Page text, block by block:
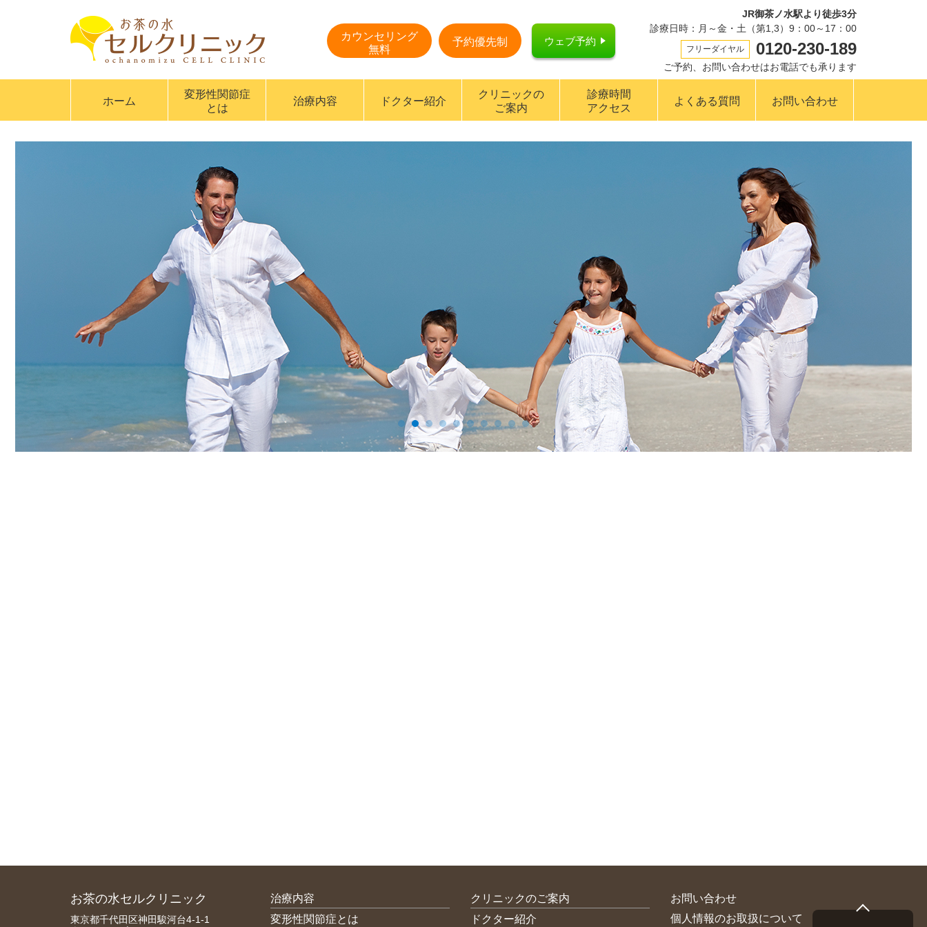
カウンセリング
無料
予約優先制 ウェブ予約
JR御茶ノ水駅より徒歩3分
診療日時：月～金・土（第1,3）9：00～17：00
フリーダイヤル 0120-230-189
ご予約、お問い合わせはお電話でも承ります
ホーム
変形性関節症
とは
治療内容 ドクター紹介
クリニックの
ご案内
診療時間
アクセス
よくある質問 お問い合わせ
お茶の水セルクリニック
東京都千代田区神田駿河台4-1-1
治療内容
変形性関節症とは
クリニックのご案内
ドクター紹介
お問い合わせ
個人情報のお取扱について